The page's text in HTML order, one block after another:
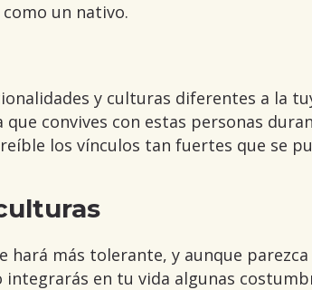
un nativo.
y culturas diferentes a la
convives con estas personas
los vínculos tan fuertes que se
más tolerante, y aunque parezca
en tu vida algunas